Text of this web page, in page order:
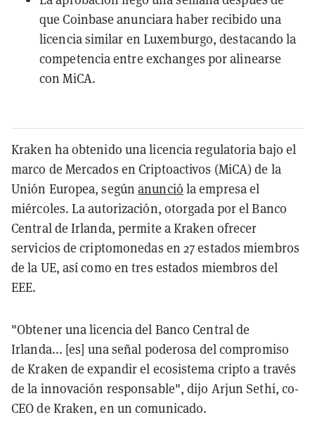
que Coinbase anunciara haber recibido una
licencia similar en Luxemburgo, destacando la
competencia entre exchanges por alinearse
con MiCA.
Kraken ha obtenido una licencia regulatoria bajo el
marco de Mercados en Criptoactivos (MiCA) de la
Unión Europea, segúnanunció la empresa el
miércoles. La autorización, otorgada por el Banco
Central de Irlanda, permite a Kraken ofrecer
servicios de criptomonedas en 27 estados miembros
de la UE, así como en tres estados miembros del
EEE.
"Obtener una licencia del Banco Central de
Irlanda... [es] una señal poderosa del compromiso
de Kraken de expandir el ecosistema cripto a través
de la innovación responsable", dijo Arjun Sethi, co-
CEO de Kraken, en un comunicado.